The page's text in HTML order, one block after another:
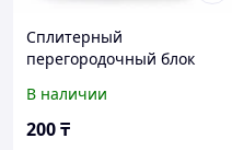
Сплитерный
перегородочный блок
390х190х90 мм
В наличии
200₸